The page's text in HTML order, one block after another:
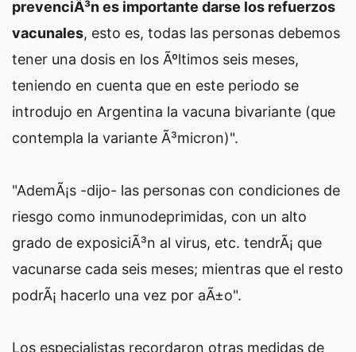
prevenciÃ³n es importante darse los refuerzos
vacunales, esto es, todas las personas debemos
tener una dosis en los Ãºltimos seis meses,
teniendo en cuenta que en este periodo se
introdujo en Argentina la vacuna bivariante (que
contempla la variante Ã³micron)".
"AdemÃ¡s -dijo- las personas con condiciones de
riesgo como inmunodeprimidas, con un alto
grado de exposiciÃ³n al virus, etc. tendrÃ¡ que
vacunarse cada seis meses; mientras que el resto
podrÃ¡ hacerlo una vez por aÃ±o".
Los especialistas recordaron otras medidas de